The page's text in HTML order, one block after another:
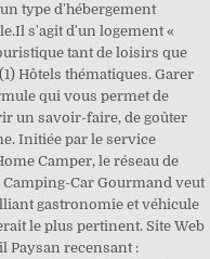
type d'hébergement
s'agit d'un logement «
tant de loisirs que
Hôtels thématiques. Garer
qui vous permet de
un savoir-faire, de goûter
Initiée par le service
Camper, le réseau de
Camping-Car Gourmand veut
gastronomie et véhicule
le plus pertinent. Site Web
Paysan recensant :